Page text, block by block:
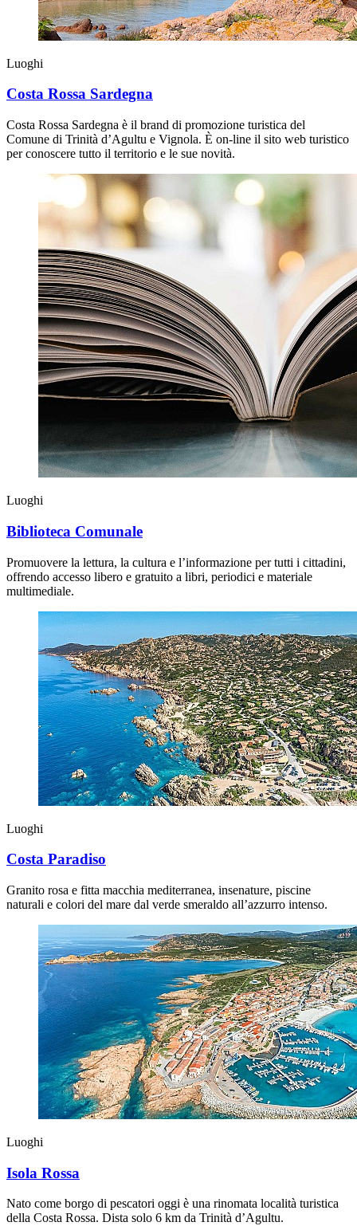
Luoghi
Costa Rossa Sardegna
Costa Rossa Sardegna è il brand di promozione turistica del
Comune di Trinità d’Agultu e Vignola. È on-line il sito web turistico
per conoscere tutto il territorio e le sue novità.
Luoghi
Biblioteca Comunale
Promuovere la lettura, la cultura e l’informazione per tutti i cittadini,
offrendo accesso libero e gratuito a libri, periodici e materiale
multimediale.
Luoghi
Costa Paradiso
Granito rosa e fitta macchia mediterranea, insenature, piscine
naturali e colori del mare dal verde smeraldo all’azzurro intenso.
Luoghi
Isola Rossa
Nato come borgo di pescatori oggi è una rinomata località turistica
della Costa Rossa. Dista solo 6 km da Trinità d’Agultu.